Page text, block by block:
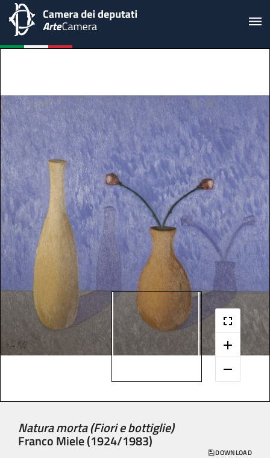
Natura morta (Fiori e bottiglie)
Franco Miele (1924/1983)
DOWNLOAD